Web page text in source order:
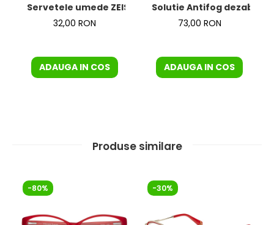
Servetele umede ZEISS
32,00 RON
ADAUGA IN COS
Solutie Antifog dezaburire
73,00 RON
ADAUGA IN COS
Produse similare
-80% -30%